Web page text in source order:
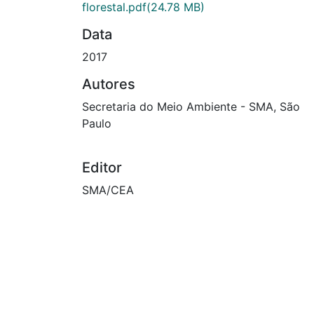
florestal.pdf(24.78 MB)
Data
2017
Autores
Secretaria do Meio Ambiente - SMA, São
Paulo
Editor
SMA/CEA